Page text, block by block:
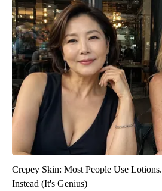
Crepey Skin: Most People Use
Instead (It's Genius)